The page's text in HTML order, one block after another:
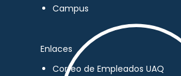
Campus
Enlaces
Correo de Empleados UAQ